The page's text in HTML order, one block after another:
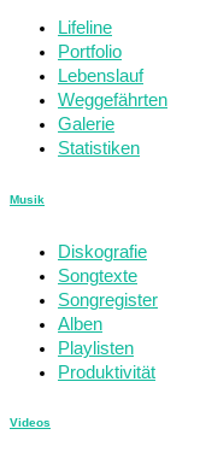
Lifeline
Portfolio
Lebenslauf
Weggefährten
Galerie
Statistiken
Musik
Diskografie
Songtexte
Songregister
Alben
Playlisten
Produktivität
Videos